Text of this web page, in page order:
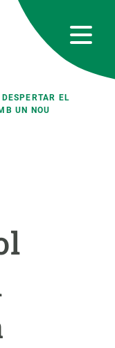
EL
UN NOU